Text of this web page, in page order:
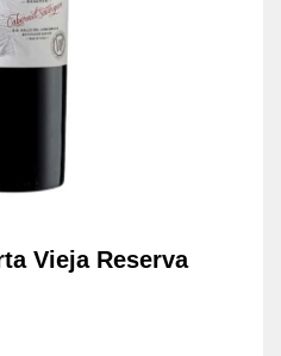
Vieja Reserva